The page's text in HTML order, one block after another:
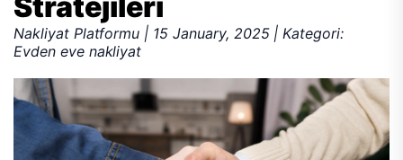
Nakliyat Platformu | 15 January, 2025 | Kategori:
Evden eve nakliyat